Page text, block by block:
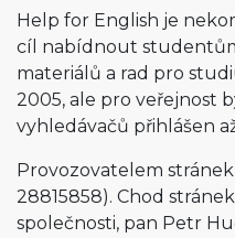
Help for English je
cíl nabídnout
materiálů a rad pro
2005, ale pro veřejnost
vyhledávačů přihlášen
Provozovatelem stránek
28815858). Chod
společnosti, pan Petr